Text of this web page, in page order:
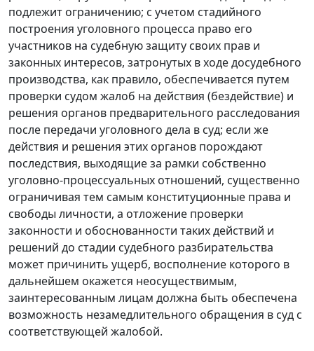
подлежит ограничению; с учетом стадийного
построения уголовного процесса право его
участников на судебную защиту своих прав и
законных интересов, затронутых в ходе досудебного
производства, как правило, обеспечивается путем
проверки судом жалоб на действия (бездействие) и
решения органов предварительного расследования
после передачи уголовного дела в суд; если же
действия и решения этих органов порождают
последствия, выходящие за рамки собственно
уголовно-процессуальных отношений, существенно
ограничивая тем самым конституционные права и
свободы личности, а отложение проверки
законности и обоснованности таких действий и
решений до стадии судебного разбирательства
может причинить ущерб, восполнение которого в
дальнейшем окажется неосуществимым,
заинтересованным лицам должна быть обеспечена
возможность незамедлительного обращения в суд с
соответствующей жалобой.